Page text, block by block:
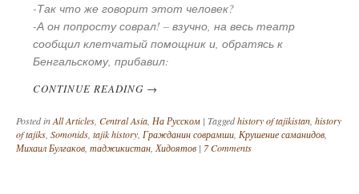
-Так что же говорит этот человек?
-А он попросту соврал! – взучно, на весь театр
сообщил клетчатый помощник и, обратясь к
Бенгальскому, прибавил:
CONTINUE READING →
Posted inAll Articles, Central Asia, На Русском | Taggedhistory of tajikistan, history
of tajiks, Somonids, tajik history, Гражданин соврамши, Крушение саманидов,
Михаил Булгаков, таджикистан,Хидоятов | 7 Comments